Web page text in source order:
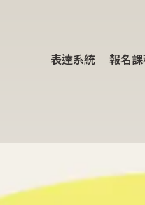
表達系統 報名課